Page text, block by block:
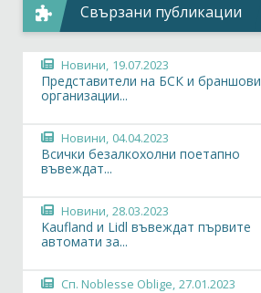
Свързани публикации
Новини, 19.07.2023
Представители на БСК и браншови
организации...
Новини, 04.04.2023
Всички безалкохолни поетапно
въвеждат...
Новини, 28.03.2023
Kaufland и Lidl въвеждат първите
автомати за...
Сп. Noblesse Oblige, 27.01.2023